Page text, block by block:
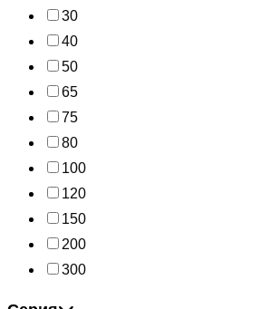
30
40
50
65
75
80
100
120
150
200
300